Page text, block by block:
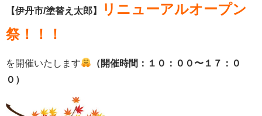
【伊丹市/塗替え太郎】
リニューアルオープン
祭！！！
を開催いたします
（開催時間：１０：００〜１７：０
０）